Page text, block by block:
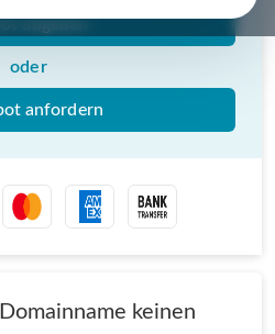
abgeben
oder
anfordern
keinen